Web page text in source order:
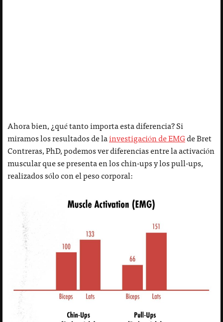
Ahora bien, ¿qué tanto importa esta diferencia? Si
miramos los resultados de lainvestigación de EMGde Bret
Contreras, PhD, podemos ver diferencias entre la activación
muscular que se presenta en los chin-ups y los pull-ups,
realizados sólo con el peso corporal: